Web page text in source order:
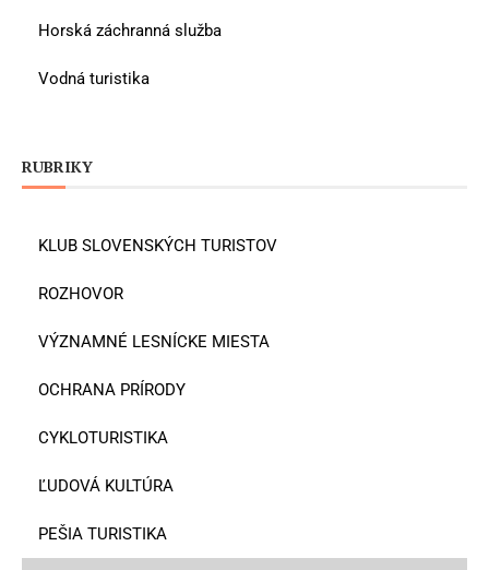
Horská záchranná služba
Vodná turistika
RUBRIKY
KLUB SLOVENSKÝCH TURISTOV
ROZHOVOR
VÝZNAMNÉ LESNÍCKE MIESTA
OCHRANA PRÍRODY
CYKLOTURISTIKA
ĽUDOVÁ KULTÚRA
PEŠIA TURISTIKA